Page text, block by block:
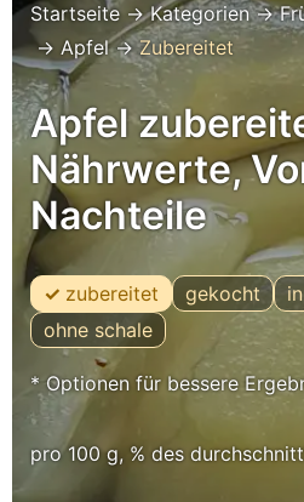
Startseite→Kategorien→
→ Apfel→Zubereitet
Apfel
Nährwerte,
Nachteile
zubereitet gekocht
ohne schale
* Optionen für bessere
pro 100 g, % des